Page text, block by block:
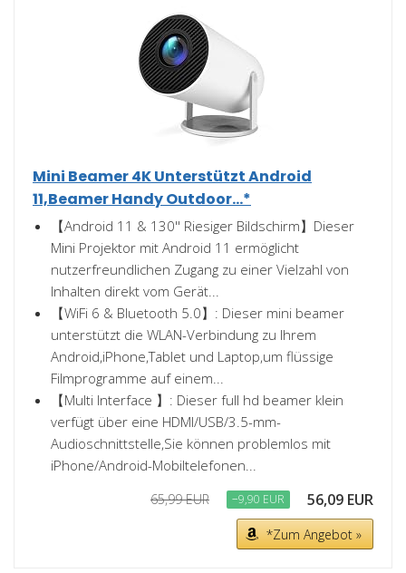
Mini Beamer 4K Unterstützt Android
11,Beamer Handy Outdoor...*
【Android 11 & 130'' Riesiger Bildschirm】Dieser
Mini Projektor mit Android 11 ermöglicht
nutzerfreundlichen Zugang zu einer Vielzahl von
Inhalten direkt vom Gerät...
【WiFi 6 & Bluetooth 5.0】: Dieser mini beamer
unterstützt die WLAN-Verbindung zu Ihrem
Android,iPhone,Tablet und Laptop,um flüssige
Filmprogramme auf einem...
【Multi Interface 】: Dieser full hd beamer klein
verfügt über eine HDMI/USB/3.5-mm-
Audioschnittstelle,Sie können problemlos mit
iPhone/Android-Mobiltelefonen...
65,99 EUR −9,90 EUR 56,09 EUR
*Zum Angebot »